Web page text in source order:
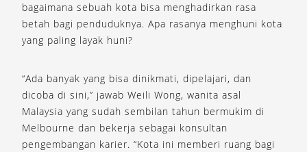
bagaimana sebuah kota bisa menghadirkan rasa
betah bagi penduduknya. Apa rasanya menghuni kota
yang paling layak huni?
“Ada banyak yang bisa dinikmati, dipelajari, dan
dicoba di sini,” jawab Weili Wong, wanita asal
Malaysia yang sudah sembilan tahun bermukim di
Melbourne dan bekerja sebagai konsultan
pengembangan karier. “Kota ini memberi ruang bagi